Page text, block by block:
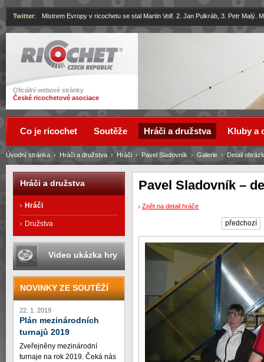
Ricochet
Oficiální webové stránky
České ricochetové asociace
Twitter: Mistrem Evropy v ricochetu se stal Martin Volf. 2. Jan Pulkráb, 3. Petr Malý.
Pavel Sladovník –
Zpět na detail hráče
předchozí
Úvodní stránka › Hráči a družstva › Hráči › Pavel Sladovník › Galerie › Detail
Co je ricochet Soutěže Hráči a družstva Kluby a
Hráči a družstva
Hráči
Družstva
Video ukázka hry
NOVINKY ZE SOUTĚŽÍ
22. 1. 2019
Plán mezinárodních
turnajů 2019
Zveřejněny mezinárodní
turnaje na rok 2019. Čeká nás